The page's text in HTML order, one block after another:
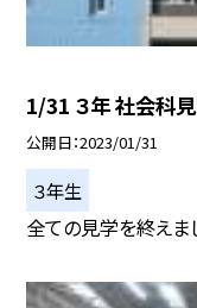
1/31 ３年 社会科見
公開日 2023/01/31
３年生
全ての見学を終えま